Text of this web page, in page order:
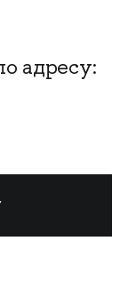
адресу: